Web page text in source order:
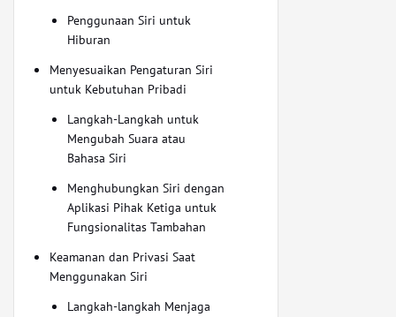
Penggunaan Siri untuk
Hiburan
Menyesuaikan Pengaturan Siri
untuk Kebutuhan Pribadi
Langkah-Langkah untuk
Mengubah Suara atau
Bahasa Siri
Menghubungkan Siri dengan
Aplikasi Pihak Ketiga untuk
Fungsionalitas Tambahan
Keamanan dan Privasi Saat
Menggunakan Siri
Langkah-langkah Menjaga